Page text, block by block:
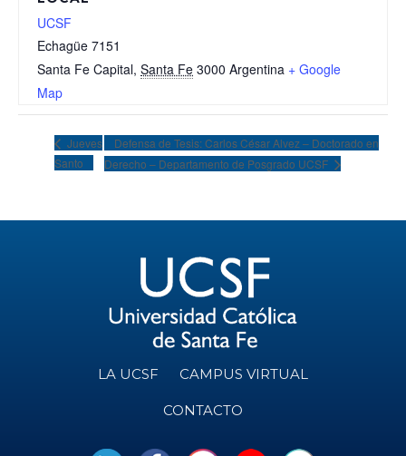
UCSF
Echagüe 7151
Santa Fe Capital, Santa Fe 3000 Argentina + Google
Map
Jueves
Santo
Defensa de Tesis: Carlos César Alvez – Doctorado en
Derecho – Departamento de Posgrado UCSF
LA UCSF CAMPUS VIRTUAL
CONTACTO